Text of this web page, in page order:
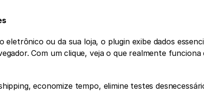
eletrônico ou da sua loja, o plugin exibe dados
Com um clique, veja o que realmente
economize tempo, elimine testes